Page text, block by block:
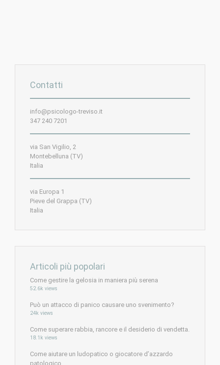
Contatti
info@psicologo-treviso.it
347 240 7201
via San Vigilio, 2
Montebelluna (TV)
Italia
via Europa 1
Pieve del Grappa (TV)
Italia
Articoli più popolari
Come gestire la gelosia in maniera più serena
52.6k views
Può un attacco di panico causare uno svenimento?
24k views
Come superare rabbia, rancore e il desiderio di vendetta.
18.1k views
Come aiutare un ludopatico o giocatore d’azzardo
patologico